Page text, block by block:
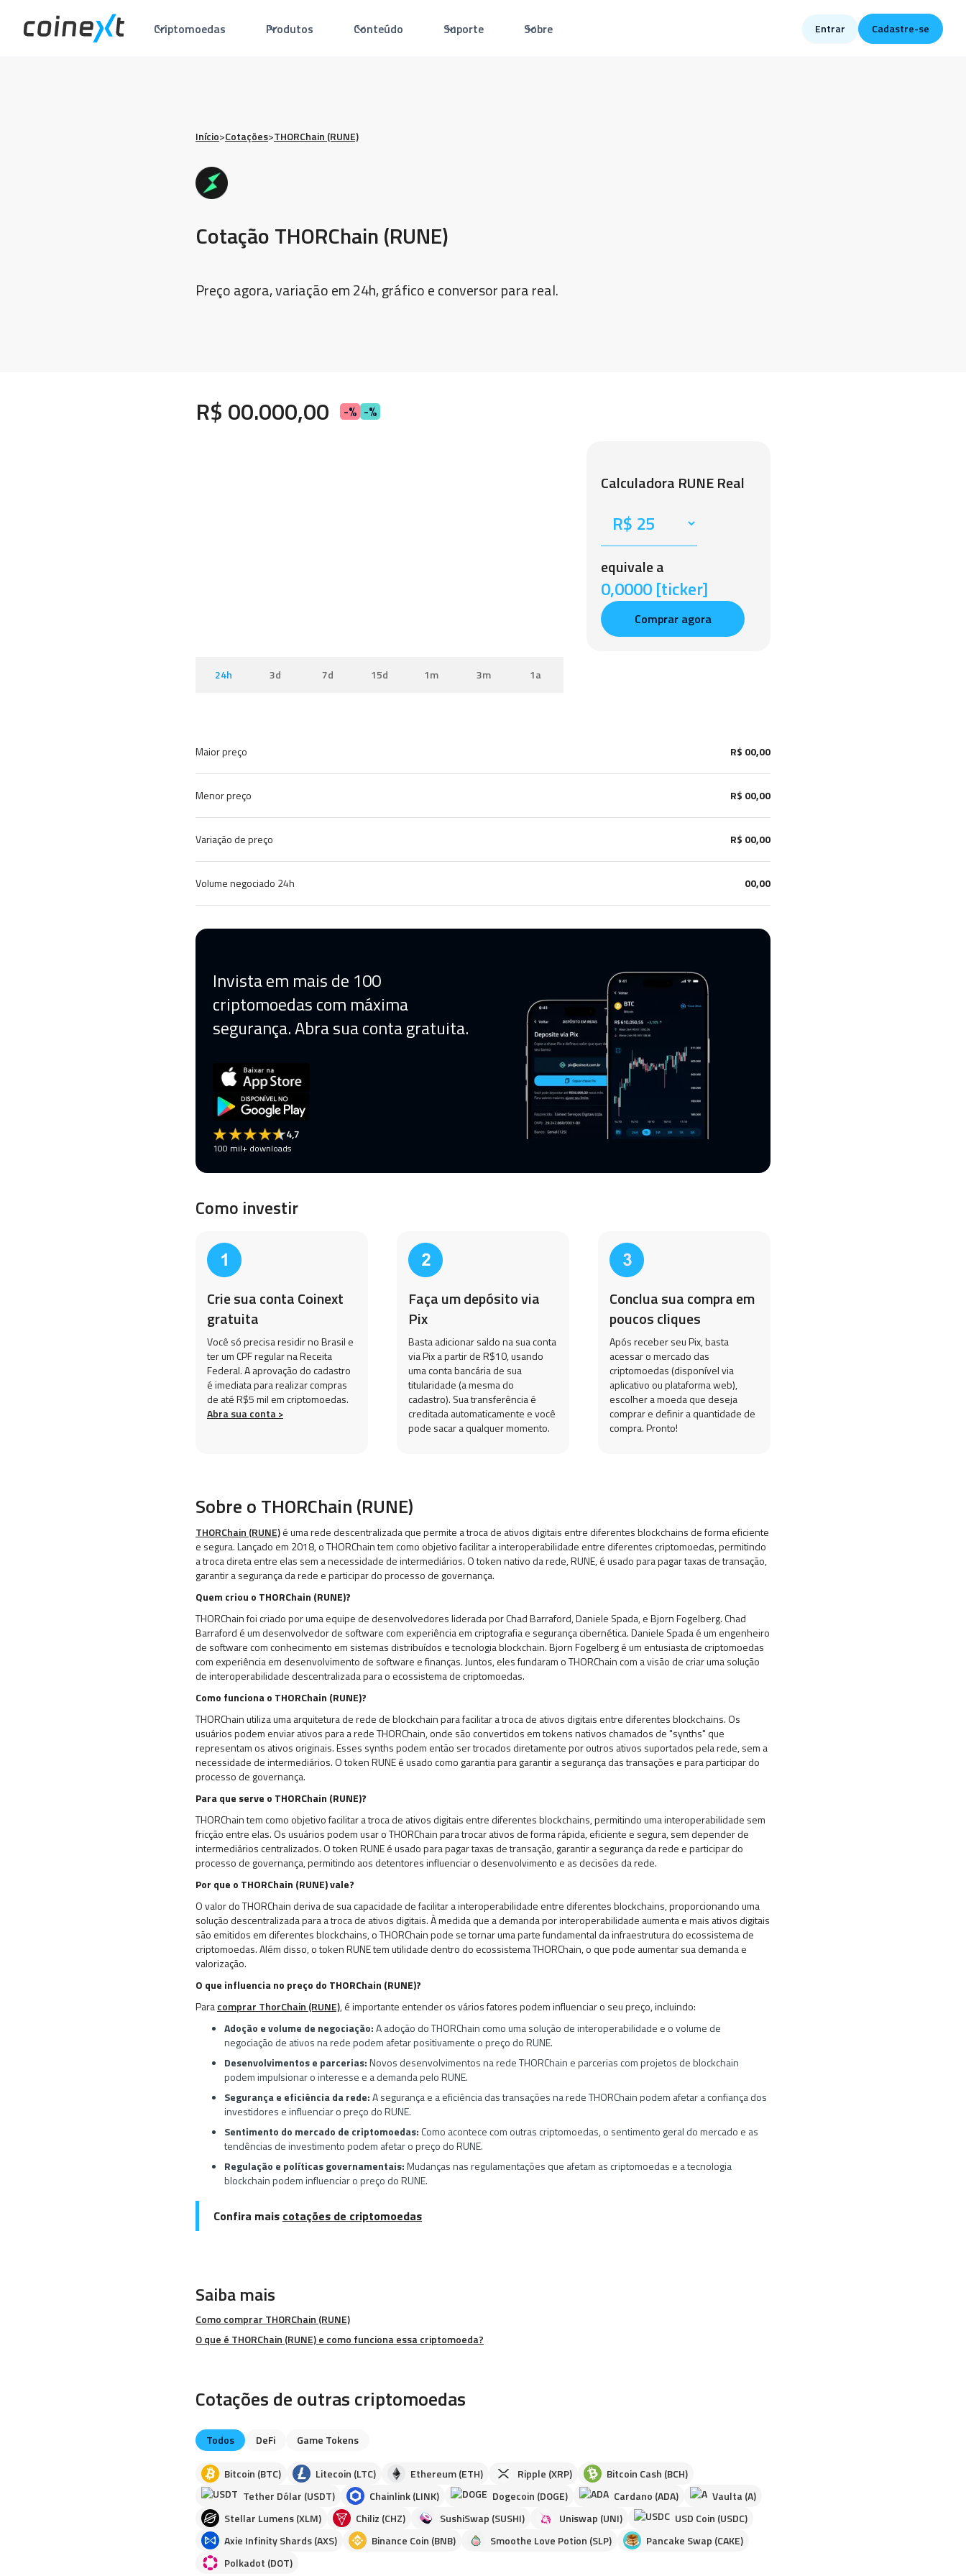
Criptomoedas Produtos Conteúdo Suporte Sobre Entrar Cadastre-se
Início>Cotações>THORChain (RUNE)
Cotação THORChain (RUNE)
Preço agora, variação em 24h, gráfico e conversor para real.
R$ 00.000,00 -% -%
24h 3d 7d 15d 1m 3m 1a
Calculadora RUNE Real
equivale a
0,0000 [ticker]
Comprar agora
Maior preço R$ 00,00
Menor preço R$ 00,00
Variação de preço R$ 00,00
Volume negociado 24h 00,00
Invista em mais de 100
criptomoedas com máxima
segurança. Abra sua conta gratuita.
4,7
100 mil+ downloads
Como investir
Crie sua conta Coinext
gratuita
Você só precisa residir no Brasil e
ter um CPF regular na Receita
Federal. A aprovação do cadastro
é imediata para realizar compras
de até R$5 mil em criptomoedas.
Abra sua conta >
Faça um depósito via
Pix
Basta adicionar saldo na sua conta
via Pix a partir de R$10, usando
uma conta bancária de sua
titularidade (a mesma do
cadastro). Sua transferência é
creditada automaticamente e você
pode sacar a qualquer momento.
Conclua sua compra em
poucos cliques
Após receber seu Pix, basta
acessar o mercado das
criptomoedas (disponível via
aplicativo ou plataforma web),
escolher a moeda que deseja
comprar e definir a quantidade de
compra. Pronto!
Sobre o THORChain (RUNE)
THORChain (RUNE)é uma rede descentralizada que permite a troca de ativos digitais entre diferentes blockchains de forma eficiente
e segura. Lançado em 2018, o THORChain tem como objetivo facilitar a interoperabilidade entre diferentes criptomoedas, permitindo
a troca direta entre elas sem a necessidade de intermediários. O token nativo da rede, RUNE, é usado para pagar taxas de transação,
garantir a segurança da rede e participar do processo de governança.
Quem criou o THORChain (RUNE)?
THORChain foi criado por uma equipe de desenvolvedores liderada por Chad Barraford, Daniele Spada, e Bjorn Fogelberg. Chad
Barraford é um desenvolvedor de software com experiência em criptografia e segurança cibernética. Daniele Spada é um engenheiro
de software com conhecimento em sistemas distribuídos e tecnologia blockchain. Bjorn Fogelberg é um entusiasta de criptomoedas
com experiência em desenvolvimento de software e finanças. Juntos, eles fundaram o THORChain com a visão de criar uma solução
de interoperabilidade descentralizada para o ecossistema de criptomoedas.
Como funciona o THORChain (RUNE)?
THORChain utiliza uma arquitetura de rede de blockchain para facilitar a troca de ativos digitais entre diferentes blockchains. Os
usuários podem enviar ativos para a rede THORChain, onde são convertidos em tokens nativos chamados de "synths" que
representam os ativos originais. Esses synths podem então ser trocados diretamente por outros ativos suportados pela rede, sem a
necessidade de intermediários. O token RUNE é usado como garantia para garantir a segurança das transações e para participar do
processo de governança.
Para que serve o THORChain (RUNE)?
THORChain tem como objetivo facilitar a troca de ativos digitais entre diferentes blockchains, permitindo uma interoperabilidade sem
fricção entre elas. Os usuários podem usar o THORChain para trocar ativos de forma rápida, eficiente e segura, sem depender de
intermediários centralizados. O token RUNE é usado para pagar taxas de transação, garantir a segurança da rede e participar do
processo de governança, permitindo aos detentores influenciar o desenvolvimento e as decisões da rede.
Por que o THORChain (RUNE) vale?
O valor do THORChain deriva de sua capacidade de facilitar a interoperabilidade entre diferentes blockchains, proporcionando uma
solução descentralizada para a troca de ativos digitais. À medida que a demanda por interoperabilidade aumenta e mais ativos digitais
são emitidos em diferentes blockchains, o THORChain pode se tornar uma parte fundamental da infraestrutura do ecossistema de
criptomoedas. Além disso, o token RUNE tem utilidade dentro do ecossistema THORChain, o que pode aumentar sua demanda e
valorização.
O que influencia no preço do THORChain (RUNE)?
Paracomprar ThorChain (RUNE), é importante entender os vários fatores podem influenciar o seu preço, incluindo:
Adoção e volume de negociação:A adoção do THORChain como uma solução de interoperabilidade e o volume de
negociação de ativos na rede podem afetar positivamente o preço do RUNE.
Desenvolvimentos e parcerias:Novos desenvolvimentos na rede THORChain e parcerias com projetos de blockchain
podem impulsionar o interesse e a demanda pelo RUNE.
Segurança e eficiência da rede:A segurança e a eficiência das transações na rede THORChain podem afetar a confiança dos
investidores e influenciar o preço do RUNE.
Sentimento do mercado de criptomoedas: Como acontece com outras criptomoedas, o sentimento geral do mercado e as
tendências de investimento podem afetar o preço do RUNE.
Regulação e políticas governamentais:Mudanças nas regulamentações que afetam as criptomoedas e a tecnologia
blockchain podem influenciar o preço do RUNE.
Confira mais cotações de criptomoedas
Saiba mais
Como comprar THORChain (RUNE)
O que é THORChain (RUNE) e como funciona essa criptomoeda?
Cotações de outras criptomoedas
Todos DeFi Game Tokens
Bitcoin (BTC) Litecoin (LTC) Ethereum (ETH) Ripple (XRP)
Bitcoin Cash (BCH)
Tether Dólar (USDT)
Chainlink (LINK) Dogecoin (DOGE) Cardano (ADA)
Vaulta (A)
Stellar Lumens (XLM)
Chiliz (CHZ) SushiSwap (SUSHI) Uniswap (UNI)
USD Coin (USDC)
Axie Infinity Shards (AXS)
Binance Coin (BNB) Smoothe Love Potion (SLP)
Pancake Swap (CAKE)
Polkadot (DOT)